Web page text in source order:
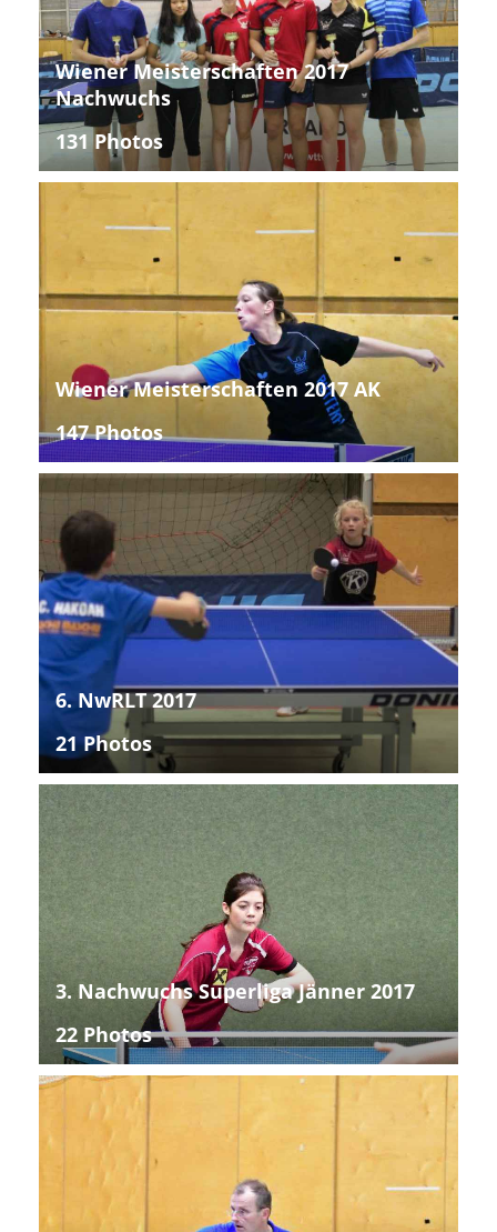
Wiener Meisterschaften 2017
Nachwuchs
131 Photos
Wiener Meisterschaften 2017 AK
147 Photos
6. NwRLT 2017
21 Photos
3. Nachwuchs Superliga Jänner 2017
22 Photos